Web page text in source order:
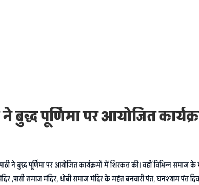
बुद्ध पूर्णिमा पर आयोजित
ने बुद्ध पूर्णिमा पर आयोजित कार्यक्रमों में शिरकत की। वहीं विभिन्न
,पासी समाज मंदिर, धोबी समाज मंदिर के महंत बनवारी पंत, घनश्याम पंत